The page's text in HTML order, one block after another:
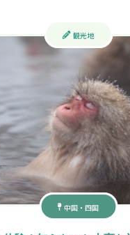
中国・四国
観光地